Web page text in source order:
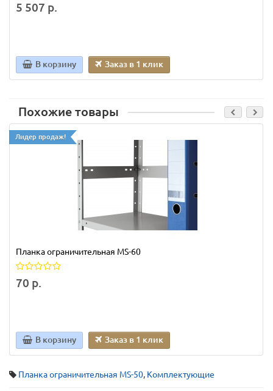
5 507 р.
В корзину Заказ в 1 клик
Похожие товары
Лидер продаж!
Планка ограничительная MS-60
70 р.
В корзину Заказ в 1 клик
Планка ограничительная MS-50, Комплектующие